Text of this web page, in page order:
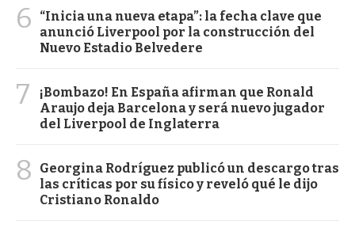
6
“Inicia una nueva etapa”: la fecha clave que
anunció Liverpool por la construcción del
Nuevo Estadio Belvedere
7
¡Bombazo! En España afirman que Ronald
Araujo deja Barcelona y será nuevo jugador
del Liverpool de Inglaterra
8
Georgina Rodríguez publicó un descargo tras
las críticas por su físico y reveló qué le dijo
Cristiano Ronaldo